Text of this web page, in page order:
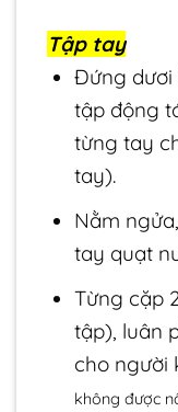
Tập tay
Đứng dươi
tập động
từng tay
tay).
Nằm
tay quạt
Từng cặp
tập), luân
cho người
không được